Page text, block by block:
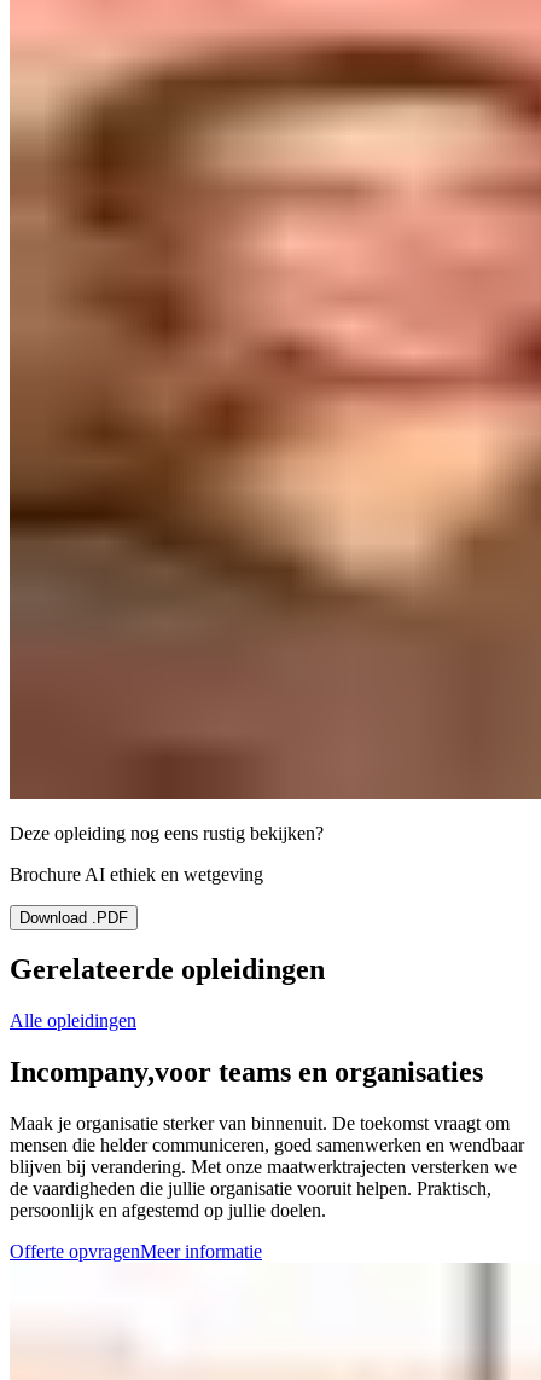
Deze opleiding nog eens rustig bekijken?
Brochure AI ethiek en wetgeving
Download .PDF
Gerelateerde opleidingen
Alle opleidingen
Incompany,voor teams en organisaties
Maak je organisatie sterker van binnenuit. De toekomst vraagt om
mensen die helder communiceren, goed samenwerken en wendbaar
blijven bij verandering. Met onze maatwerktrajecten versterken we
de vaardigheden die jullie organisatie vooruit helpen. Praktisch,
persoonlijk en afgestemd op jullie doelen.
Offerte opvragenMeer informatie